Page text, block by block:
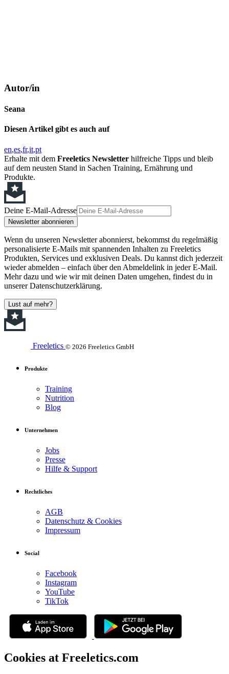
Autor/in
Seana
Diesen Artikel gibt es auch auf
en es fr it pt
Erhalte mit dem Freeletics Newsletter hilfreiche Tipps und bleib
auf dem neusten Stand in Sachen Training, Ernährung und
Produkte.
Deine E-Mail-Adresse
Newsletter abonnieren
Wenn du unseren Newsletter abonnierst, bekommst du regelmäßig
personalisierte E-Mails mit spannenden Inhalten zu Freeletics
Produkten, Services und exklusiven Deals. Du kannst dich jederzeit
wieder abmelden – einfach über den Abmeldelink in jeder E-Mail.
Mehr dazu und wie wir mit deinen Daten umgehen, findest du in
unserer Datenschutzerklärung.
Lust auf mehr?
Freeletics © 2026 Freeletics GmbH
Produkte
Training
Nutrition
Blog
Unternehmen
Jobs
Presse
Hilfe & Support
Rechtliches
AGB
Datenschutz & Cookies
Impressum
Social
Facebook
Instagram
YouTube
TikTok
Cookies at Freeletics.com